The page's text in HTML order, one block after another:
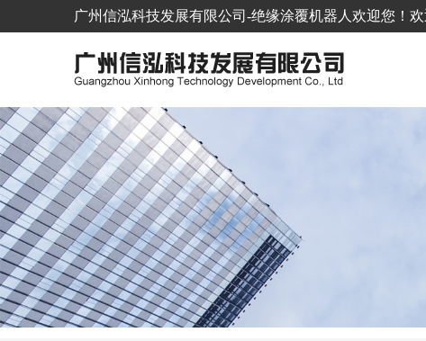
广州信泓科技发展有限公司-绝缘涂覆机器人欢迎您！